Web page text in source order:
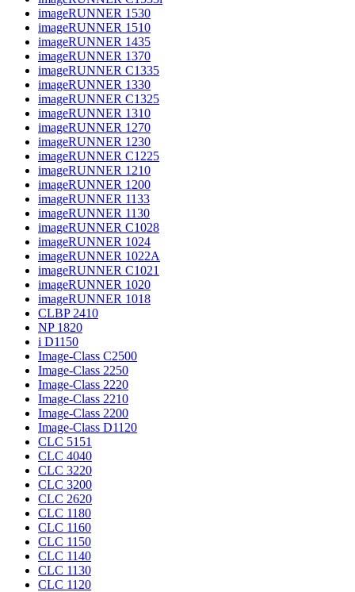
imageRUNNER 1530
imageRUNNER 1510
imageRUNNER 1435
imageRUNNER 1370
imageRUNNER C1335
imageRUNNER 1330
imageRUNNER C1325
imageRUNNER 1310
imageRUNNER 1270
imageRUNNER 1230
imageRUNNER C1225
imageRUNNER 1210
imageRUNNER 1200
imageRUNNER 1133
imageRUNNER 1130
imageRUNNER C1028
imageRUNNER 1024
imageRUNNER 1022A
imageRUNNER C1021
imageRUNNER 1020
imageRUNNER 1018
CLBP 2410
NP 1820
i D1150
Image-Class C2500
Image-Class 2250
Image-Class 2220
Image-Class 2210
Image-Class 2200
Image-Class D1120
CLC 5151
CLC 4040
CLC 3220
CLC 3200
CLC 2620
CLC 1180
CLC 1160
CLC 1150
CLC 1140
CLC 1130
CLC 1120